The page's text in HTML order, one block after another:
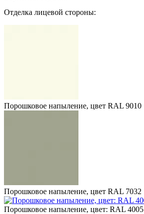
Отделка лицевой стороны:
Порошковое напыление, цвет RAL 9010
Порошковое напыление, цвет RAL 7032
Порошковое напыление, цвет: RAL 4005